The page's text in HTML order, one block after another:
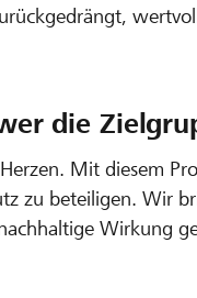
die
Mit diesem
zu beteiligen. Wir
Wirkung